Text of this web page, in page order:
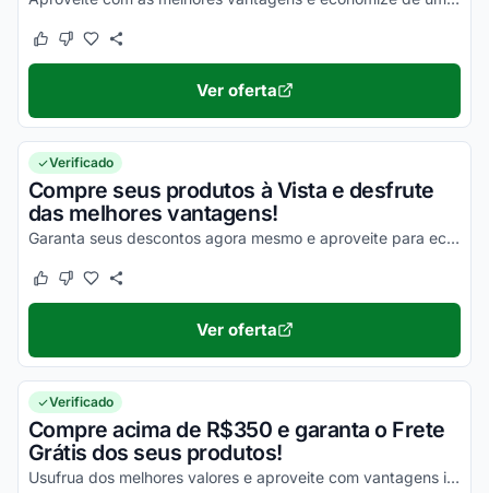
Este cupom funcionou
Este cupom não funcionou
Ver oferta
Verificado
Compre seus produtos à Vista e desfrute
das melhores vantagens!
Garanta seus descontos agora mesmo e aproveite para economizar em todas as compras com facilidade!
Este cupom funcionou
Este cupom não funcionou
Ver oferta
Verificado
Compre acima de R$350 e garanta o Frete
Grátis dos seus produtos!
Usufrua dos melhores valores e aproveite com vantagens incríveis com estas ofertas!